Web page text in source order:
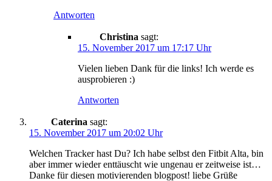
Antworten
Christina sagt:
15. November 2017 um 17:17 Uhr
Vielen lieben Dank für die links! Ich werde es
ausprobieren :)
Antworten
Caterina sagt:
15. November 2017 um 20:02 Uhr
Welchen Tracker hast Du? Ich habe selbst den Fitbit Alta, bin
aber immer wieder enttäuscht wie ungenau er zeitweise ist…
Danke für diesen motivierenden blogpost! liebe Grüße